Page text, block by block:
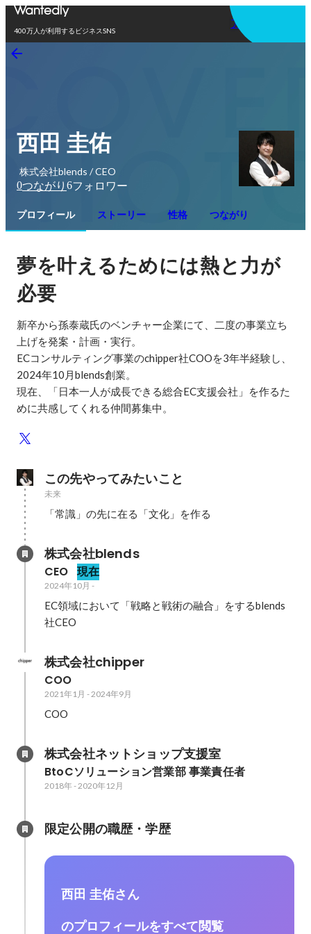
400万人が利用するビジネスSNS
アプリを使う
西田 圭佑
株式会社blends / CEO
0つながり 6フォロワー
プロフィール ストーリー 性格 つながり
夢を叶えるためには熱と力が
必要
新卒から孫泰蔵氏のベンチャー企業にて、二度の事業立ち
上げを発案・計画・実行。
ECコンサルティング事業のchipper社COOを3年半経験し、
2024年10月blends創業。
現在、「日本一人が成長できる総合EC支援会社」を作るた
めに共感してくれる仲間募集中。
この先やってみたいこと
未来
「常識」の先に在る「文化」を作る
株式会社blends
CEO 現在
2024年10月 -
EC領域において「戦略と戦術の融合」をするblends
社CEO
株式会社chipper
COO
2021年1月 -2024年9月
COO
株式会社ネットショップ支援室
BtoCソリューション営業部 事業責任者
2018年-2020年12月
限定公開の職歴・学歴
西田 圭佑さん
のプロフィールをすべて閲覧